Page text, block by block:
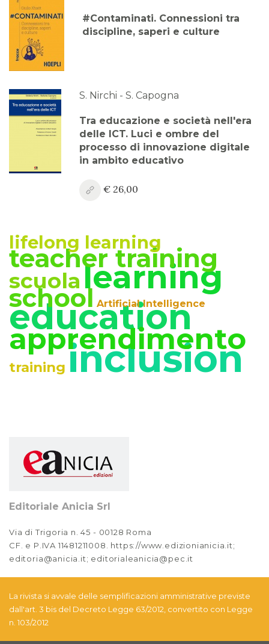
2024
Anno XVI, Numero 1
2024
2023
Anno XV, Numero 3
Anno XV, Numero 2
2023
Anno XV, Numero 1
Anno XV
2023 Vol. 1
Anno XIV, Numero 4
2022
Anno XIV, Numero 3
2022
Anno XIV, Numero 2
2021
2021
2021
Anno XIII, Numero 1
2021
Anno XII, Numero 4
2020
#Contaminati. Connessioni tra
discipline, saperi e culture
S. Nirchi - S. Capogna
Tra educazione e società nell'era
delle ICT. Luci e ombre del
processo di innovazione digitale
in ambito educativo
€ 26,00
lifelong learning
teacher training
scuolalearning
school Artificial Intelligence
education
apprendimento
training inclusion
Editoriale Anicia Srl
Via di Trigoria n. 45 - 00128 Roma
CF. e P.IVA 11481211008. https://www.edizionianicia.it;
editoria@anicia.it; editorialeanicia@pec.it
La rivista si avvale delle semplificazioni amministrative previste
dall'art. 3 bis del Decreto Legge 63/2012, convertito con Legge
n. 103/2012